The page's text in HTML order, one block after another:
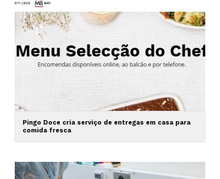
Pingo Doce cria serviço de entregas em casa para
comida fresca